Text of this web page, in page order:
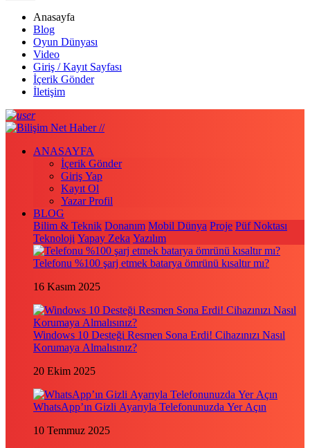
Anasayfa
Blog
Oyun Dünyası
Video
Giriş / Kayıt Sayfası
İçerik Gönder
İletişim
ANASAYFA
İçerik Gönder
Giriş Yap
Kayıt Ol
Yazar Profil
BLOG
Bilim & Teknik Donanım Mobil Dünya Proje Püf Noktası
Teknoloji Yapay Zeka Yazılım
Telefonu %100 şarj etmek batarya ömrünü kısaltır mı?
16 Kasım 2025
Windows 10 Desteği Resmen Sona Erdi! Cihazınızı Nasıl
Korumaya Almalısınız?
20 Ekim 2025
WhatsApp’ın Gizli Ayarıyla Telefonunuzda Yer Açın
10 Temmuz 2025